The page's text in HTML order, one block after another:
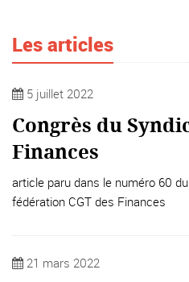
Les articles
5 juillet 2022
Congrès du
Finances
article paru dans le numéro 60
fédération CGT des Finances
21 mars 2022